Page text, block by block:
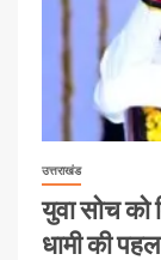
उत्तराखंड
युवा सोच को
धामी की